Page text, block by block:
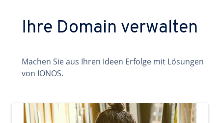
Ihre Domain verwalten
Machen Sie aus Ihren Ideen Erfolge mit Lösungen
von IONOS.